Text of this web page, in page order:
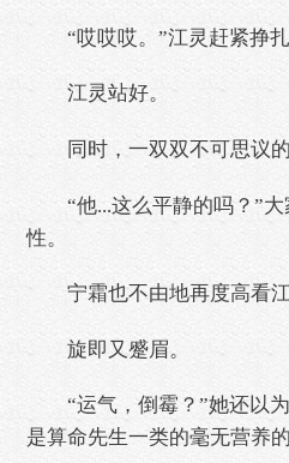
“哎哎哎。”江灵赶紧挣扎
江灵站好。
同时，一双双不可思议的
“他...这么平静的吗？”大
性。
宁霜也不由地再度高看江
旋即又蹙眉。
“运气，倒霉？”她还以为
是算命先生一类的毫无营养的